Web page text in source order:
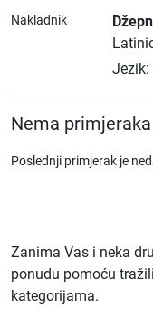
Nakladnik
Jezik:
Nema
Poslednji primjerak je
Zanima Vas i neka
ponudu pomoću
kategorijama.